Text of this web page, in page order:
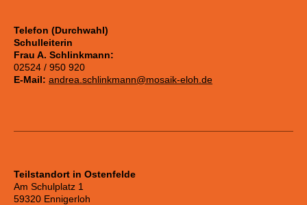
Telefon (Durchwahl)
Schulleiterin
Frau A. Schlinkmann:
02524 / 950 920
E-Mail: andrea.schlinkmann@mosaik-eloh.de
Teilstandort in Ostenfelde
Am Schulplatz 1
59320 Ennigerloh